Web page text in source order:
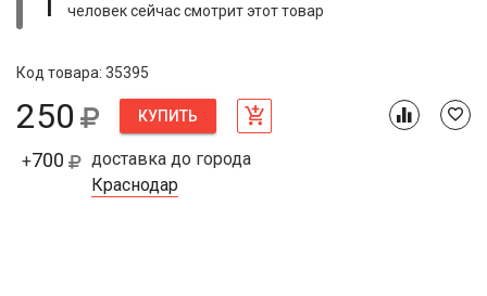
человек сейчас смотритэтот товар
Код товара: 35395
250 КУПИТЬ
+700
доставка до города
Краснодар